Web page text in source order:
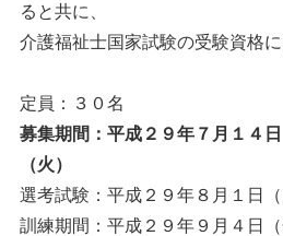
ると共に、
介護福祉士国家試験の受験資格に
定員：３０名
募集期間：平成２９年７月１４
（火）
選考試験：平成２９年８月１日（
訓練期間：平成２９年９月４日